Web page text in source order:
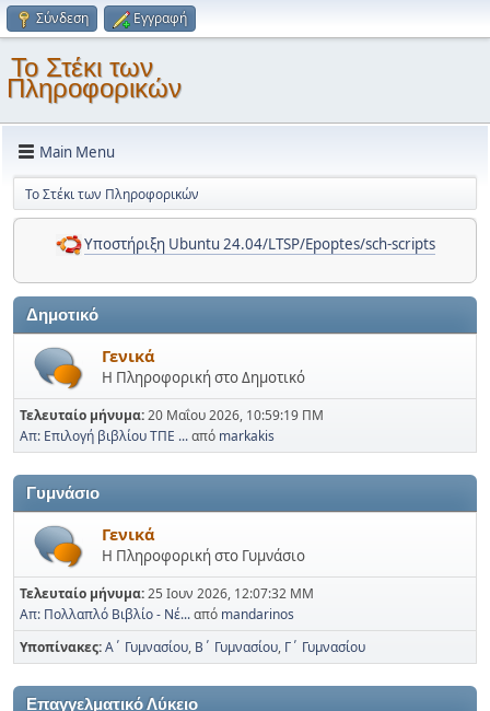
Σύνδεση Εγγραφή
Το Στέκι των
Πληροφορικών
Main Menu
Το Στέκι των Πληροφορικών
Υποστήριξη Ubuntu 24.04/LTSP/Epoptes/sch-scripts
Δημοτικό
Γενικά
Η Πληροφορική στο Δημοτικό
Τελευταίο μήνυμα:20 Μαΐου 2026, 10:59:19 ΠΜ
Απ: Επιλογή βιβλίου ΤΠΕ ...από markakis
Γυμνάσιο
Γενικά
Η Πληροφορική στο Γυμνάσιο
Τελευταίο μήνυμα:25 Ιουν 2026, 12:07:32 ΜΜ
Απ: Πολλαπλό Βιβλίο - Νέ...από mandarinos
Υποπίνακες Α΄ Γυμνασίου Β΄ Γυμνασίου Γ΄ Γυμνασίου
Επαγγελματικό Λύκειο